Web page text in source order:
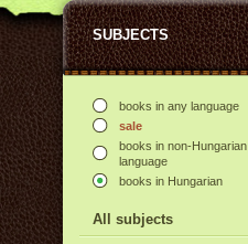
SUBJECTS
books in any language
sale
books in non-Hungarian
language
books in Hungarian
All subjects